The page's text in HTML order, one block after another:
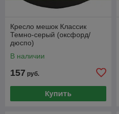
Кресло мешок Классик
Темно-серый (оксфорд/
дюспо)
В наличии
157 руб.
Купить